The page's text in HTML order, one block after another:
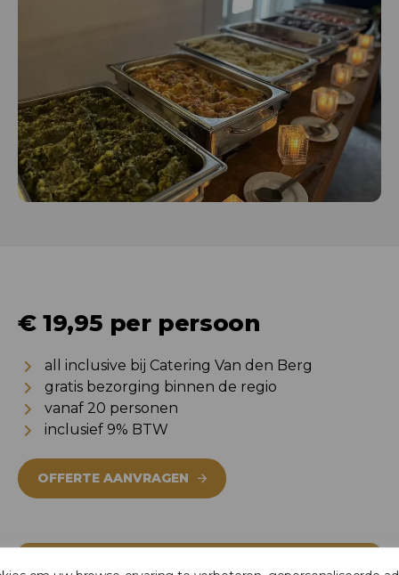
€ 19,95 per persoon
all inclusive bij Catering Van den Berg
gratis bezorging binnen de regio
vanaf 20 personen
inclusief 9% BTW
OFFERTE AANVRAGEN